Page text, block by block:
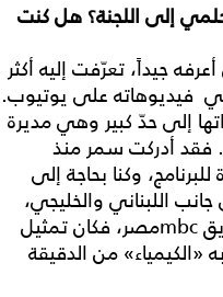
إلى اللجنة؟ هل كنت
جيداً، تعرّفت إليه أكثر
فيديوهاته على يوتيوب.
إلى حدّ كبير وهي مديرة
فقد أدركت سمر منذ
وكنا بحاجة إلى
اللبناني والخليجي،
بعد دخولنا السوق المصري عن طريق mbcمصر، فكان تمثيل
«الكيمياء» من الدقيقة